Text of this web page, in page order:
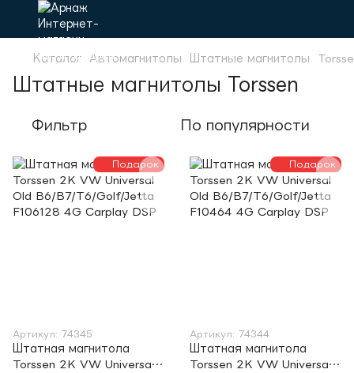
Каталог Автомагнитолы Штатные магнитолы
Штатные магнитолы Torssen
Фильтр По популярности
Подарок
Артикул: 74345
Штатная магнитола
Torssen 2K VW Universal
Подарок
Артикул: 74344
Штатная магнитола
Torssen 2K VW Universal